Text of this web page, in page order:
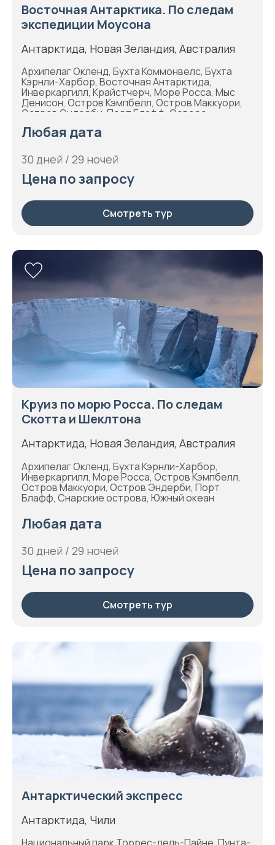
Восточная Антарктика. По следам
экспедиции Моусона
Антарктида, Новая Зеландия, Австралия
Архипелаг Окленд, Бухта Коммонвелс, Бухта
Кэрнли-Харбор, Восточная Антарктида,
Инверкаргилл, Крайстчерч, Море Росса, Мыс
Денисон, Остров Кэмпбелл, Остров Маккуори,
Остров Эндерби, Порт Блафф, Северо-
Западный остров, Снэрские острова, Хижина
Моусона, Южный океан
Любая дата
30 дней / 29 ночей
Цена по запросу
Смотреть тур
Круиз по морю Росса. По следам
Скотта и Шеклтона
Антарктида, Новая Зеландия, Австралия
Архипелаг Окленд, Бухта Кэрнли-Харбор,
Инверкаргилл, Море Росса, Остров Кэмпбелл,
Остров Маккуори, Остров Эндерби, Порт
Блафф, Снарские острова, Южный океан
Любая дата
30 дней / 29 ночей
Цена по запросу
Смотреть тур
Антарктический экспресс
Антарктида, Чили